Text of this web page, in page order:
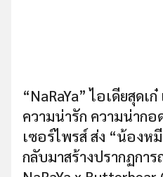
“NaRaYa” ไอเดียสุด
ความน่ารัก ความน่าก
เซอร์ไพรส์ ส่ง “น้องห
กลับมาสร้างปรากฏกา